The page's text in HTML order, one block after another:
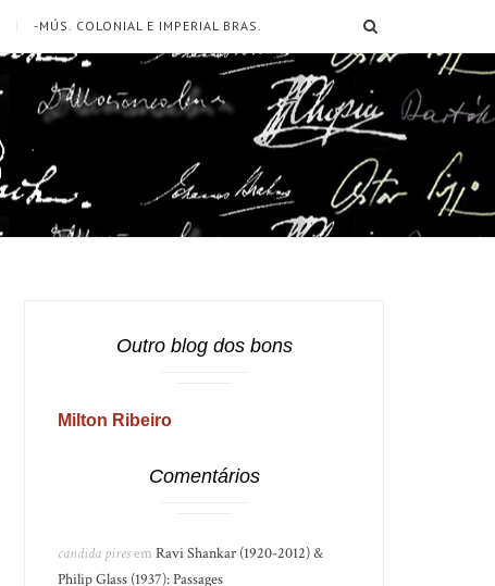
-MÚS. COLONIAL E IMPERIAL BRAS.
Outro blog dos bons
Milton Ribeiro
Comentários
candida piresemRavi Shankar (1920-2012) &
Philip Glass (1937): Passages